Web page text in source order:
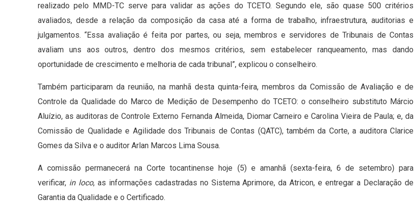
realizado pelo MMD-TC serve para validar as ações do TCETO. Segundo ele, são quase 500 critérios
avaliados, desde a relação da composição da casa até a forma de trabalho, infraestrutura, auditorias e
julgamentos. “Essa avaliação é feita por partes, ou seja, membros e servidores de Tribunais de Contas
avaliam uns aos outros, dentro dos mesmos critérios, sem estabelecer ranqueamento, mas dando
oportunidade de crescimento e melhoria de cada tribunal”, explicou o conselheiro.
Também participaram da reunião, na manhã desta quinta-feira, membros da Comissão de Avaliação e de
Controle da Qualidade do Marco de Medição de Desempenho do TCETO: o conselheiro substituto Márcio
Aluízio, as auditoras de Controle Externo Fernanda Almeida, Diomar Carneiro e Carolina Vieira de Paula; e, da
Comissão de Qualidade e Agilidade dos Tribunais de Contas (QATC), também da Corte, a auditora Clarice
Gomes da Silva e o auditor Arlan Marcos Lima Sousa.
A comissão permanecerá na Corte tocantinense hoje (5) e amanhã (sexta-feira, 6 de setembro) para
verificar, in loco, as informações cadastradas no Sistema Aprimore, da Atricon, e entregar a Declaração de
Garantia da Qualidade e o Certificado.